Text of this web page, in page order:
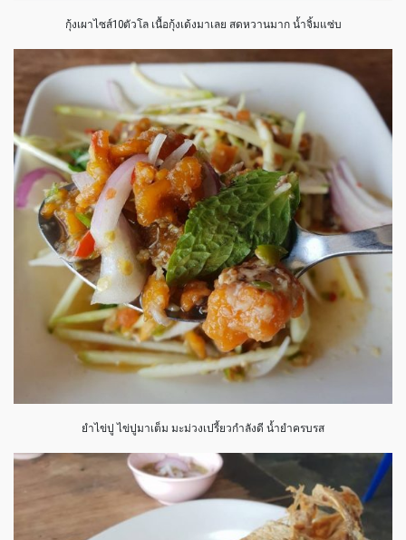
กุ้งเผาไซส์10ตัวโล เนื้อกุ้งเด้งมาเลย สดหวานมาก น้ำจิ้มแซ่บ
ยำไข่ปู ไข่ปูมาเต็ม มะม่วงเปรี้ยวกำลังดี น้ำยำครบรส